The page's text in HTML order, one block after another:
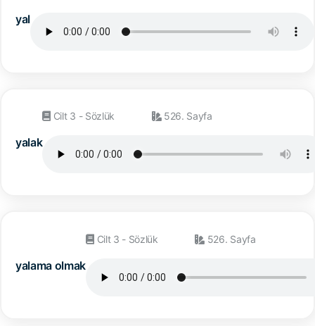
yal
yalak
Cilt 3 - Sözlük 526. Sayfa
yalama olmak
Cilt 3 - Sözlük 526. Sayfa